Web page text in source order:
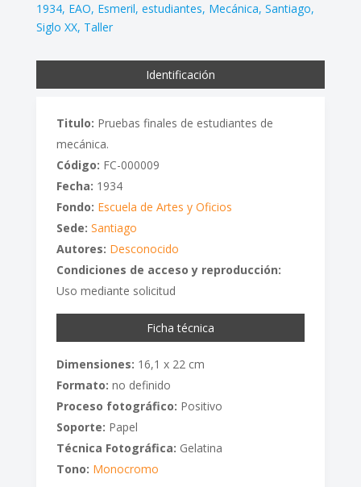
1934 EAO Esmeril estudiantes Mecánica Santiago
Siglo XX Taller
Identificación
Titulo: Pruebas finales de estudiantes de
mecánica.
Código: FC-000009
Fecha: 1934
Fondo: Escuela de Artes y Oficios
Sede: Santiago
Autores: Desconocido
Condiciones de acceso y reproducción:
Uso mediante solicitud
Ficha técnica
Dimensiones: 16,1 x 22 cm
Formato: no definido
Proceso fotográfico: Positivo
Soporte: Papel
Técnica Fotográfica: Gelatina
Tono: Monocromo